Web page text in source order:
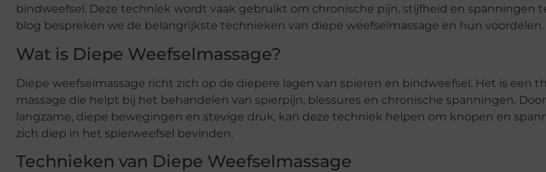
bindweefsel. Deze techniek wordt vaak gebruikt om chronische pijn, stijfheid en spanningen
blog bespreken we de belangrijkste technieken van diepe weefselmassage en hun voordelen.
Wat is Diepe Weefselmassage?
Diepe weefselmassage richt zich op de diepere lagen van spieren en bindweefsel. Het is een
massage die helpt bij het behandelen van spierpijn, blessures en chronische spanningen.
langzame, diepe bewegingen en stevige druk, kan deze techniek helpen om knopen en
zich diep in het spierweefsel bevinden.
Technieken van Diepe Weefselmassage